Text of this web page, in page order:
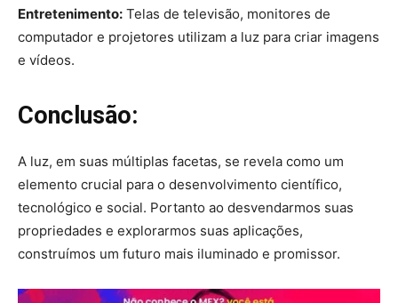
Entretenimento: Telas de televisão, monitores de
computador e projetores utilizam a luz para criar imagens
e vídeos.
Conclusão:
A luz, em suas múltiplas facetas, se revela como um
elemento crucial para o desenvolvimento científico,
tecnológico e social. Portanto ao desvendarmos suas
propriedades e explorarmos suas aplicações,
construímos um futuro mais iluminado e promissor.